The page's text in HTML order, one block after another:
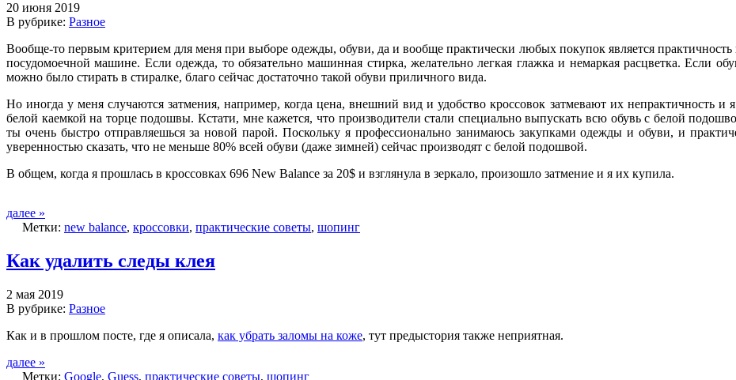
20 июня 2019
В рубрике: Разное
Вообще-то первым критерием для меня при выборе одежды, обуви, да и вообще практически любых покупок является
посудомоечной машине. Если одежда, то обязательно машинная стирка, желательно легкая глажка и немаркая расцветка. Если
можно было стирать в стиралке, благо сейчас достаточно такой обуви приличного вида.
Но иногда у меня случаются затмения, например, когда цена, внешний вид и удобство кроссовок затмевают их непрактичность
белой каемкой на торце подошвы. Кстати, мне кажется, что производители стали специально выпускать всю обувь с белой
ты очень быстро отправляешься за новой парой. Поскольку я профессионально занимаюсь закупками одежды и обуви, и
уверенностью сказать, что не меньше 80% всей обуви (даже зимней) сейчас производят с белой подошвой.
В общем, когда я прошлась в кроссовках 696 New Balance за 20$ и взглянула в зеркало, произошло затмение и я их купила.
далее »
Метки: new balance, кроссовки, практические советы, шопинг
Как удалить следы клея
2 мая 2019
В рубрике: Разное
Как и в прошлом посте, где я описала, как убрать заломы на коже, тут предыстория также неприятная.
далее »
Метки: Google, Guess, практические советы, шопинг